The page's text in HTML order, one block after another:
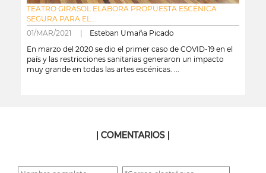
TEATRO GIRASOL ELABORA PROPUESTA ESCÉNICA
SEGURA PARA EL...
01/MAR/2021 | Esteban Umaña Picado
En marzo del 2020 se dio el primer caso de COVID-19 en el
país y las restricciones sanitarias generaron un impacto
muy grande en todas las artes escénicas. ...
| COMENTARIOS |